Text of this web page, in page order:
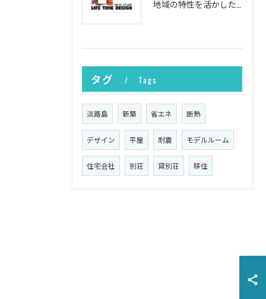
タグ Tags
淡路島 新築 省エネ 断熱
デザイン 平屋 耐震 モデルルーム
住宅会社 別荘 貸別荘 移住